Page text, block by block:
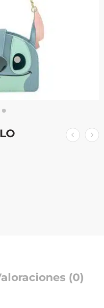
(0)